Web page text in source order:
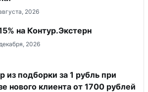
2026
на Контур.Экстерн
2026
из подборки за 1 рубль при
нового клиента от 1700 рублей